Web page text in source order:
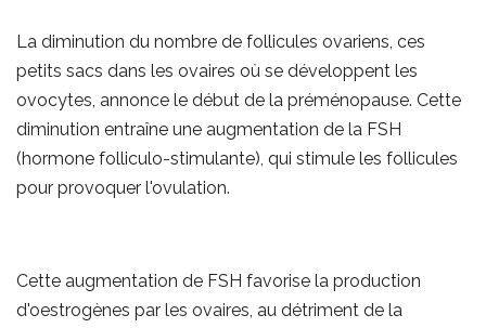
La diminution du nombre de follicules ovariens, ces
petits sacs dans les ovaires où se développent les
ovocytes, annonce le début de la préménopause. Cette
diminution entraîne une augmentation de la FSH
(hormone folliculo-stimulante), qui stimule les follicules
pour provoquer l'ovulation.
Cette augmentation de FSH favorise la production
d'oestrogènes par les ovaires, au détriment de la